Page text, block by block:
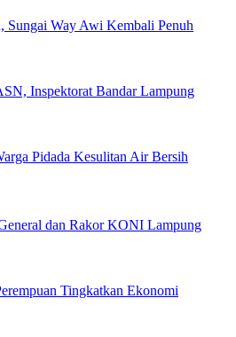
Sungai Way Awi Kembali Penuh
Inspektorat Bandar Lampung
Pidada Kesulitan Air Bersih
dan Rakor KONI Lampung
Tingkatkan Ekonomi